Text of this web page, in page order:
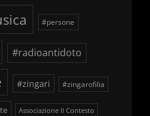
#persone
#radioantidoto
#zingari #zingarofilia
Associazione Il Contesto